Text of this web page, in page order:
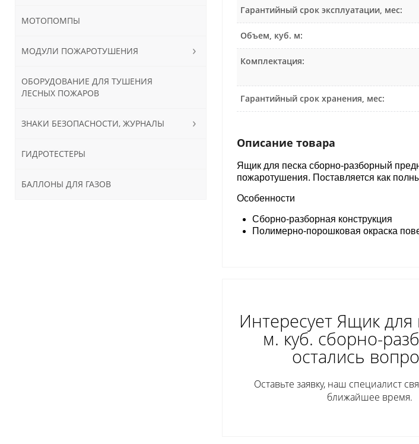
Гарантийный срок эксплуатации, мес:
Объем, куб. м:
Комплектация:
Гарантийный срок хранения, мес:
Описание товара
Ящик для песка сборно-разборный
пожаротушения. Поставляется как
Особенности
Сборно-разборная конструкция
Полимерно-порошковая окраска
Интересует Ящик для
м. куб. сборно-
остались
Оставьте заявку, наш специалист
ближайшее время.
МОТОПОМПЫ
МОДУЛИ ПОЖАРОТУШЕНИЯ
ОБОРУДОВАНИЕ ДЛЯ ТУШЕНИЯ
ЛЕСНЫХ ПОЖАРОВ
ЗНАКИ БЕЗОПАСНОСТИ, ЖУРНАЛЫ
ГИДРОТЕСТЕРЫ
БАЛЛОНЫ ДЛЯ ГАЗОВ